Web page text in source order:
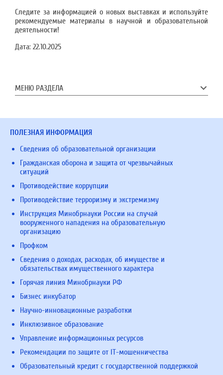
Следите за информацией о новых выставках и используйте
рекомендуемые материалы в научной и образовательной
деятельности!
Дата: 22.10.2025
МЕНЮ РАЗДЕЛА
ПОЛЕЗНАЯ ИНФОРМАЦИЯ
Сведения об образовательной организации
Гражданская оборона и защита от чрезвычайных
ситуаций
Противодействие коррупции
Противодействие терроризму и экстремизму
Инструкция Минобрнауки России на случай
вооруженного нападения на образовательную
организацию
Профком
Сведения о доходах, расходах, об имуществе и
обязательствах имущественного характера
Горячая линия Минобрнауки РФ
Бизнес инкубатор
Научно-инновационные разработки
Инклюзивное образование
Управление информационных ресурсов
Рекомендации по защите от IT-мошенничества
Образовательный кредит с государственной поддержкой